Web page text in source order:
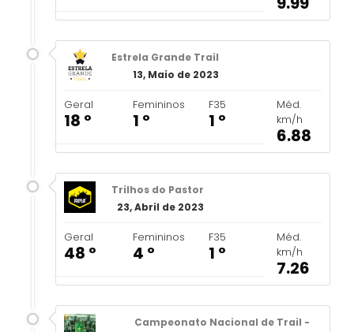
Estrela Grande Trail
13, Maio de 2023
Geral
18 º
Femininos
1 º
F35
1 º
Méd.
km/h
6.88
Trilhos do Pastor
23, Abril de 2023
Geral
48 º
Femininos
4 º
F35
1 º
Méd.
km/h
7.26
Campeonato Nacional de Trail -